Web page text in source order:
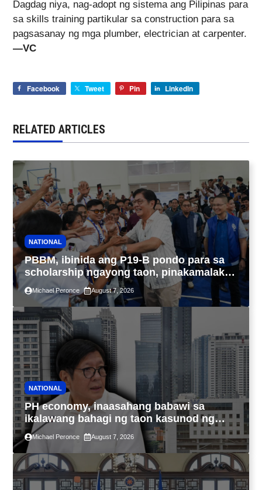
Dagdag niya, nag-adopt ng sistema ang Pilipinas para
sa skills training partikular sa construction para sa
pagsasanay ng mga plumber, electrician at carpenter.
—VC
Facebook Tweet Pin LinkedIn
RELATED ARTICLES
NATIONAL
PBBM, ibinida ang P19-B pondo para sa
scholarship ngayong taon, pinakamalaki
sa kasaysayan ng TESDA
Michael Peronce August 7, 2026
NATIONAL
PH economy, inaasahang babawi sa
ikalawang bahagi ng taon kasunod ng
2.3% GDP dulot ng Middle East war,
pagkaantala ng public construction
Michael Peronce August 7, 2026